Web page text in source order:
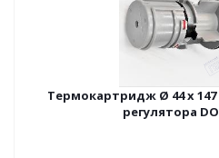
Термокартридж Ø 44 x
регулятора